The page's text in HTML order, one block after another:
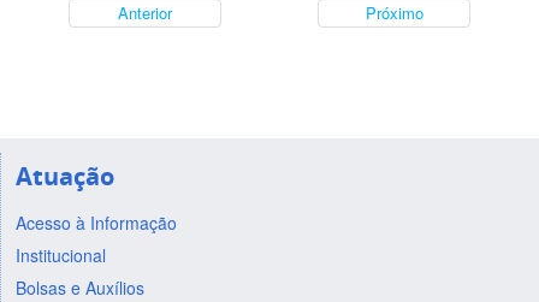
Anterior Próximo
Atuação
Acesso à Informação
Institucional
Bolsas e Auxílios